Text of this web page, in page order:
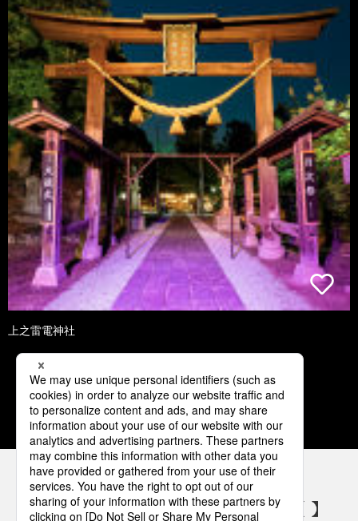
上之雷電神社
1 2 3 4 5
パナソニックの電気設備 SNSアカウント